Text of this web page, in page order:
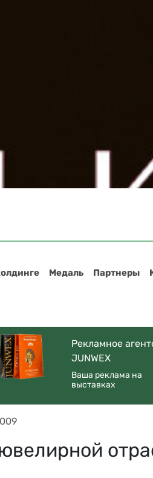
Медаль Партнеры
Рекламное
JUNWEX
Ваша реклама на
выставках